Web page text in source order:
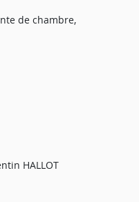
de chambre,
HALLOT